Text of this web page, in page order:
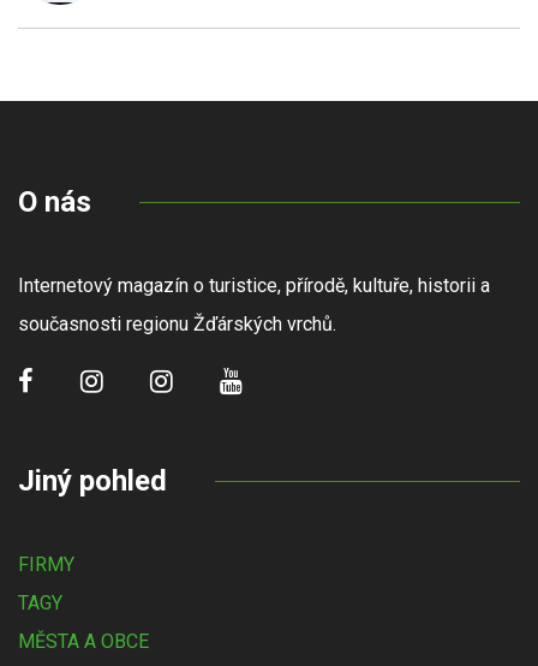
O nás
Internetový magazín o turistice, přírodě, kultuře, historii a
současnosti regionu Žďárských vrchů.
Jiný pohled
FIRMY
TAGY
MĚSTA A OBCE